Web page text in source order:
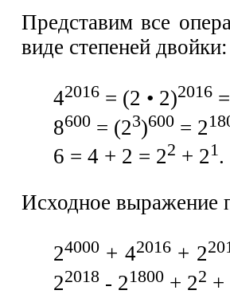
Представим все
виде степеней двойки:
42016 = (2 • 2)2016
8600 = (23)600 = 2
6 = 4 + 2 = 22 + 21.
Исходное выражение
24000 + 42016+ 2
22018 - 21800 + 22 +